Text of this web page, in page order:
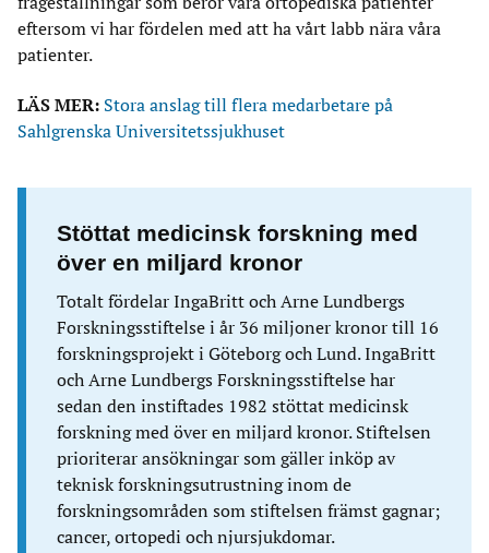
eftersom vi har fördelen med att ha vårt labb nära våra
patienter.
LÄS MER: Stora anslag till flera medarbetare på
Sahlgrenska Universitetssjukhuset
Stöttat medicinsk forskning med
över en miljard kronor
Totalt fördelar IngaBritt och Arne Lundbergs
Forskningsstiftelse i år 36 miljoner kronor till 16
forskningsprojekt i Göteborg och Lund. IngaBritt
och Arne Lundbergs Forskningsstiftelse har
sedan den instiftades 1982 stöttat medicinsk
forskning med över en miljard kronor. Stiftelsen
prioriterar ansökningar som gäller inköp av
teknisk forskningsutrustning inom de
forskningsområden som stiftelsen främst gagnar;
cancer, ortopedi och njursjukdomar.